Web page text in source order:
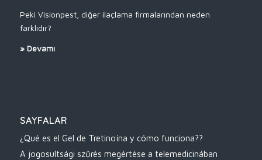
Peki Visionpest, diğer ilaçlama firmalarından neden
farklıdır?
» Devamı
SAYFALAR
¿Qué es el Gel de Tretinoína y cómo funciona??
A jogosultsági szűrés megértése a telemedicinában